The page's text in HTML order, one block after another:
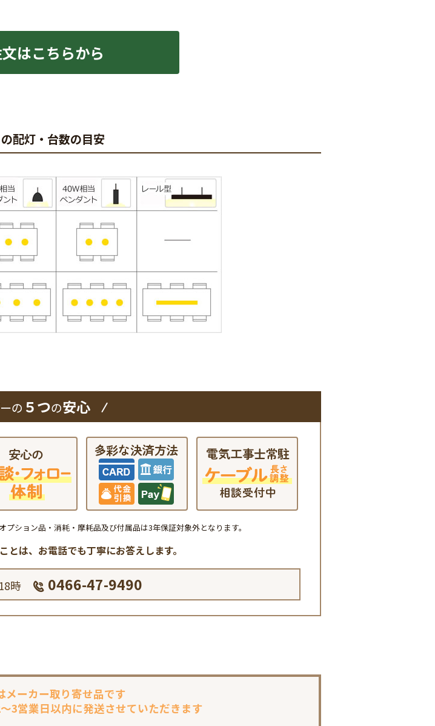
はこちらから
配灯・台数の目安
の ５つの安心
ション品・消耗・摩耗品及び付属品は3年保証対象外となります。
とは、 お電話でも丁寧にお答えします。
時 0466-47-9490
メーカー取り寄せ品です
3営業日以内に発送させていただきます